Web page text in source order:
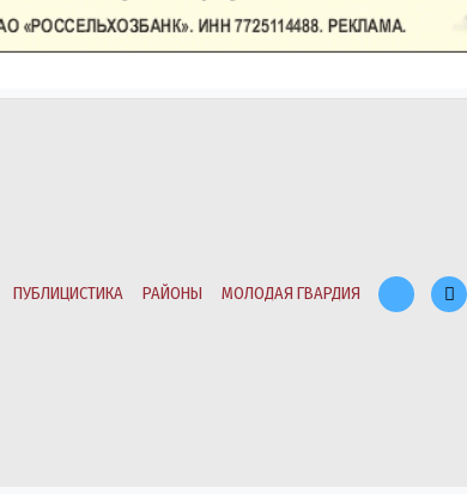
ПУБЛИЦИСТИКА РАЙОНЫ МОЛОДАЯ ГВАРДИЯ